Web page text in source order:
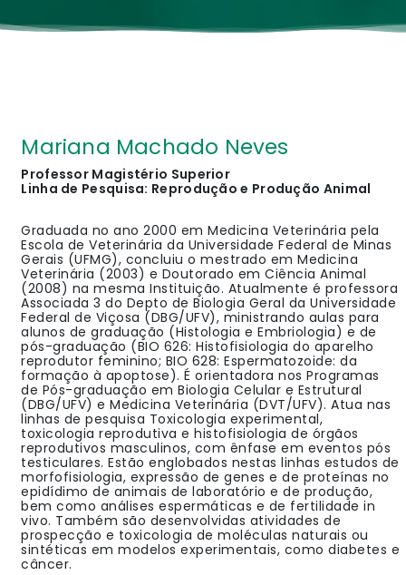
Mariana Machado Neves
Professor Magistério Superior
Linha de Pesquisa: Reprodução e Produção Animal
Graduada no ano 2000 em Medicina Veterinária pela
Escola de Veterinária da Universidade Federal de Minas
Gerais (UFMG), concluiu o mestrado em Medicina
Veterinária (2003) e Doutorado em Ciência Animal
(2008) na mesma Instituição. Atualmente é professora
Associada 3 do Depto de Biologia Geral da Universidade
Federal de Viçosa (DBG/UFV), ministrando aulas para
alunos de graduação (Histologia e Embriologia) e de
pós-graduação (BIO 626: Histofisiologia do aparelho
reprodutor feminino; BIO 628: Espermatozoide: da
formação à apoptose). É orientadora nos Programas
de Pós-graduação em Biologia Celular e Estrutural
(DBG/UFV) e Medicina Veterinária (DVT/UFV). Atua nas
linhas de pesquisa Toxicologia experimental,
toxicologia reprodutiva e histofisiologia de órgãos
reprodutivos masculinos, com ênfase em eventos pós
testiculares. Estão englobados nestas linhas estudos de
morfofisiologia, expressão de genes e de proteínas no
epidídimo de animais de laboratório e de produção,
bem como análises espermáticas e de fertilidade in
vivo. Também são desenvolvidas atividades de
prospecção e toxicologia de moléculas naturais ou
sintéticas em modelos experimentais, como diabetes e
câncer.